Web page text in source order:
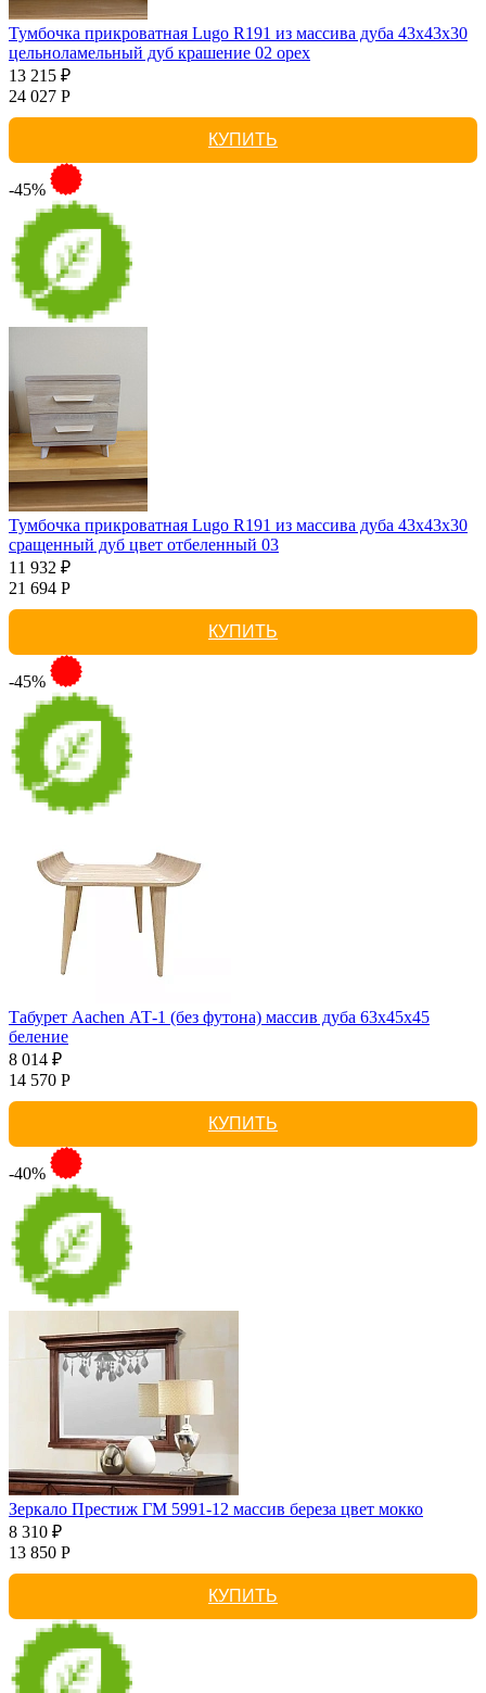
Тумбочка прикроватная Lugo R191 из массива дуба 43х43х30
цельноламельный дуб крашение 02 орех
13 215 ₽
24 027 Р
КУПИТЬ
-45%
Тумбочка прикроватная Lugo R191 из массива дуба 43х43х30
сращенный дуб цвет отбеленный 03
11 932 ₽
21 694 Р
КУПИТЬ
-45%
Табурет Aachen АТ-1 (без футона) массив дуба 63х45х45
беление
8 014 ₽
14 570 Р
КУПИТЬ
-40%
Зеркало Престиж ГМ 5991-12 массив береза цвет мокко
8 310 ₽
13 850 Р
КУПИТЬ